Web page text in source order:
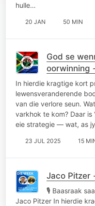
hulle…
20 JAN 50 MIN
God se
oorwinning
In hierdie kragtige kort
lewensveranderende
van die verlore seun.
varkhok te kom? Daar
eie strategie — wat, as
23 JUL 2025 15
Jaco Pitzer
🎙 Baasraak
Jaco Pitzer In hierdie